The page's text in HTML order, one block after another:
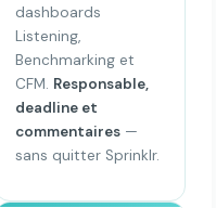
dashboards
Listening,
Benchmarking et
CFM. Responsable,
deadline et
commentaires—
sans quitter Sprinklr.